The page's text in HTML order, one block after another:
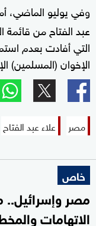
وفي يوليو الماضي،
عبد الفتاح من قائمة
التي أفادت بعدم
الإخوان (المسلمين)
مصر علاء عبد الفتاح
خاص
مصر
الاتهامات